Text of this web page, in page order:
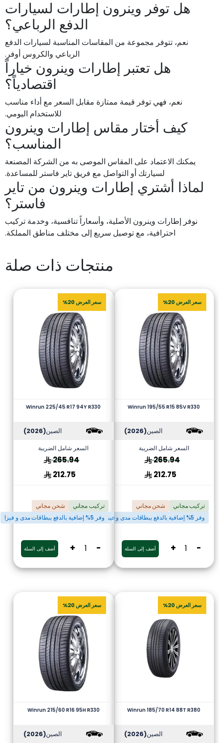
هل توفر وينرون إطارات لسيارات
الدفع الرباعي؟
نعم، تتوفر مجموعة من المقاسات المناسبة لسيارات الدفع
الرباعي والكروس أوفر.
هل تعتبر إطارات وينرون خياراً
اقتصادياً؟
نعم، فهي توفر قيمة ممتازة مقابل السعر مع أداء مناسب
للاستخدام اليومي.
كيف أختار مقاس إطارات وينرون
المناسب؟
يمكنك الاعتماد على المقاس الموصى به من الشركة المصنعة
لسيارتك أو التواصل مع فريق تاير فاستر للمساعدة.
لماذا أشتري إطارات وينرون من تاير
فاستر؟
نوفر إطارات وينرون الأصلية، وأسعاراً تنافسية، وخدمة تركيب
احترافية، مع توصيل سريع إلى مختلف مناطق المملكة.
منتجات ذات صلة
سعر العرض 20%
Winrun 195/55 R15 85V R330
الصين(2026)
السعر شامل الضريبة
265.94
212.75
تركيب مجاني
شحن مجاني
وفر 5% إضافية بالدفع ببطاقات مدى و فيزا
-
+ أضف إلى السلة
سعر العرض 20%
Winrun 225/45 R17 94Y R330
الصين(2026)
السعر شامل الضريبة
265.94
212.75
تركيب مجاني
شحن مجاني
وفر 5% إضافية بالدفع ببطاقات مدى و فيزا
-
+ أضف إلى السلة
سعر العرض 20%
Winrun 185/70 R14 88T R380
الصين(2026)
سعر العرض 20%
Winrun 215/60 R16 95H R330
الصين(2026)